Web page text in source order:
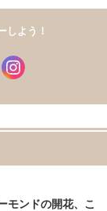
しよう！
モンドの開花、こ